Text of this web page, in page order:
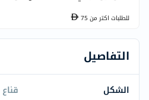
للطلبات اكتر من75
التفاصيل
الشكل
قناع